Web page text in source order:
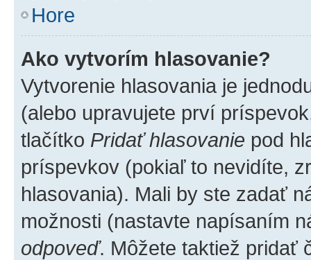
Hore
Ako vytvorím hlasovanie?
Vytvorenie hlasovania je
(alebo upravujete prví
tlačítko Pridať hlasovanie pod
príspevkov (pokiaľ to nevidíte,
hlasovania). Mali by ste zadať
možnosti (nastavte napísaním
odpoveď. Môžete taktiež pridať